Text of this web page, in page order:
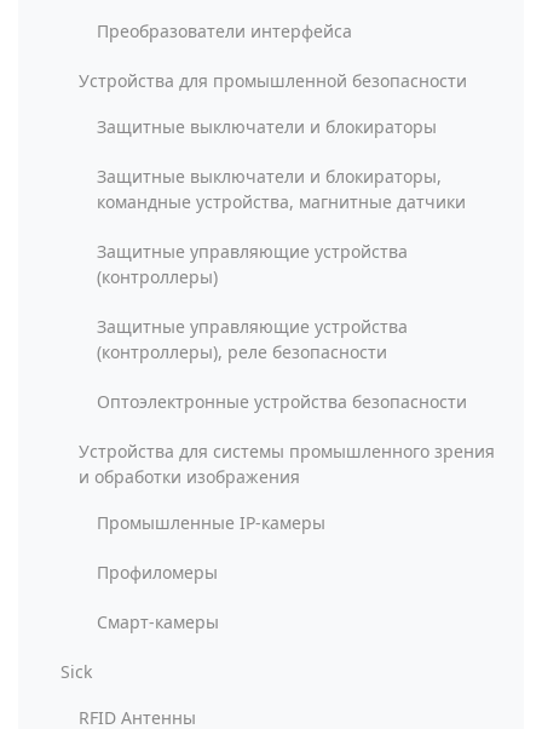
Преобразователи интерфейса
Устройства для промышленной безопасности
Защитные выключатели и блокираторы
Защитные выключатели и блокираторы,
командные устройства, магнитные датчики
Защитные управляющие устройства
(контроллеры)
Защитные управляющие устройства
(контроллеры), реле безопасности
Оптоэлектронные устройства безопасности
Устройства для системы промышленного зрения
и обработки изображения
Промышленные IP-камеры
Профиломеры
Смарт-камеры
Sick
RFID Антенны